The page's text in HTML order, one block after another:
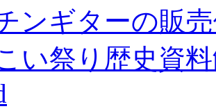
ンギターの販
い祭り歴史資